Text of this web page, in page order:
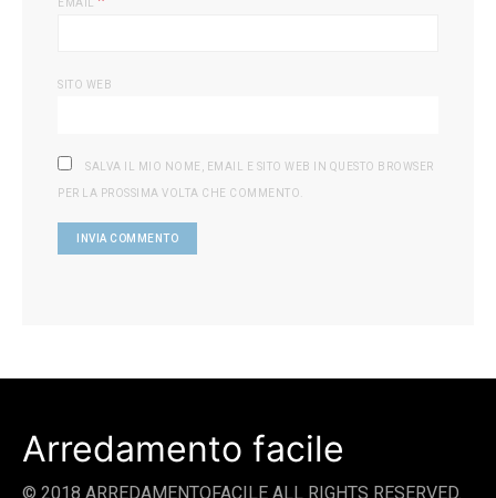
SITO WEB
SALVA IL MIO NOME, EMAIL E SITO WEB IN QUESTO BROWSER
PER LA PROSSIMA VOLTA CHE COMMENTO.
Arredamento facile
© 2018 ARREDAMENTOFACILE ALL RIGHTS RESERVED.